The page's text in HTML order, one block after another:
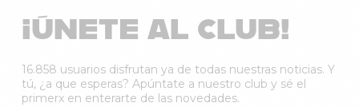
¡ÚNETE AL CLUB!
16.858 usuarios disfrutan ya de todas nuestras noticias. Y
tú, ¿a que esperas? Apúntate a nuestro club y sé el
primerx en enterarte de las novedades.